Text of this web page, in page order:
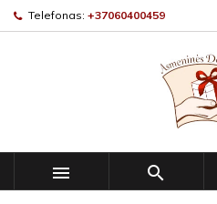
Telefonas: +37060400459
 